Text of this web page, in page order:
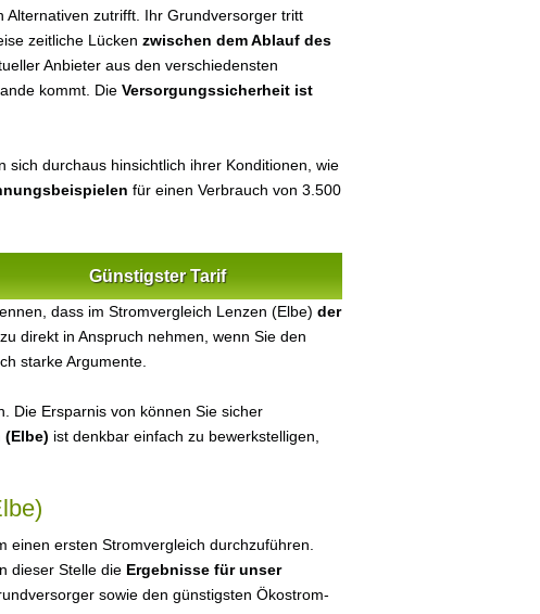
Alternativen zutrifft. Ihr Grundversorger tritt
zeitliche Lücken zwischen dem Ablauf des
Anbieter aus den verschiedensten
kommt. Die Versorgungssicherheit ist
sich durchaus hinsichtlich ihrer Konditionen, wie
für einen Verbrauch von 3.500
Günstigster Tarif
dass im Stromvergleich Lenzen (Elbe) der
direkt in Anspruch nehmen, wenn Sie den
starke Argumente.
Die Ersparnis von können Sie sicher
(Elbe) ist denkbar einfach zu bewerkstelligen,
einen ersten Stromvergleich durchzuführen.
dieser Stelle die Ergebnisse für unser
sowie den günstigsten Ökostrom-